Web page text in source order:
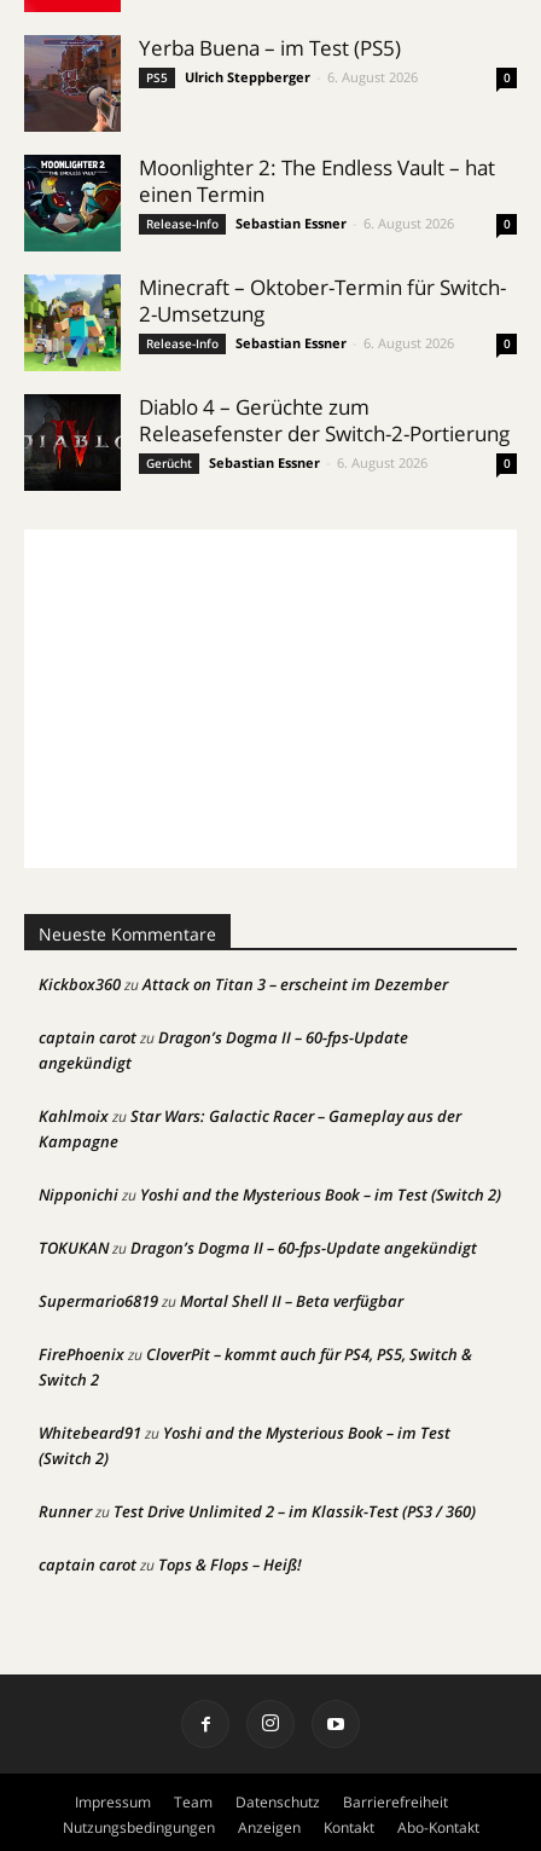
Yerba Buena – im Test (PS5)
PS5 Ulrich Steppberger 6. August 2026 0
Moonlighter 2: The Endless Vault – hat
einen Termin
Release-Info Sebastian Essner 6. August 2026 0
Minecraft – Oktober-Termin für Switch-
2-Umsetzung
Release-Info Sebastian Essner 6. August 2026 0
Diablo 4 – Gerüchte zum
Releasefenster der Switch-2-Portierung
Gerücht Sebastian Essner 6. August 2026 0
Neueste Kommentare
Kickbox360zuAttack on Titan 3 – erscheint im Dezember
captain carotzuDragon’s Dogma II – 60-fps-Update
angekündigt
KahlmoixzuStar Wars: Galactic Racer – Gameplay aus der
Kampagne
Nipponichizu Yoshi and the Mysterious Book – im Test (Switch 2)
TOKUKANzuDragon’s Dogma II – 60-fps-Update angekündigt
Supermario6819zuMortal Shell II – Beta verfügbar
FirePhoenixzuCloverPit – kommt auch für PS4, PS5, Switch &
Switch 2
Whitebeard91 zu Yoshi and the Mysterious Book – im Test
(Switch 2)
Runnerzu Test Drive Unlimited 2 – im Klassik-Test (PS3 / 360)
captain carotzu Tops & Flops – Heiß!
Impressum Team Datenschutz
Barrierefreiheit
Nutzungsbedingungen
Anzeigen Kontakt Abo-Kontakt